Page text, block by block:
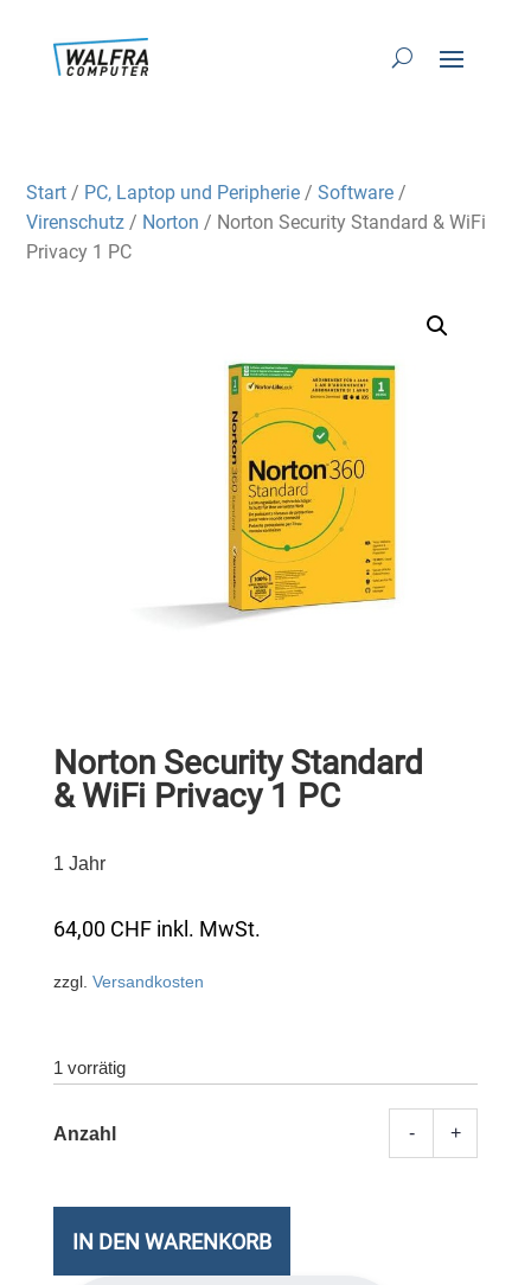
Start / PC, Laptop und Peripherie /Software /
Virenschutz / Norton / Norton Security Standard & WiFi
Privacy 1 PC
Norton Security Standard
& WiFi Privacy 1 PC
1 Jahr
64,00 CHF inkl. MwSt.
zzgl. Versandkosten
1 vorrätig
- +
IN DEN WARENKORB